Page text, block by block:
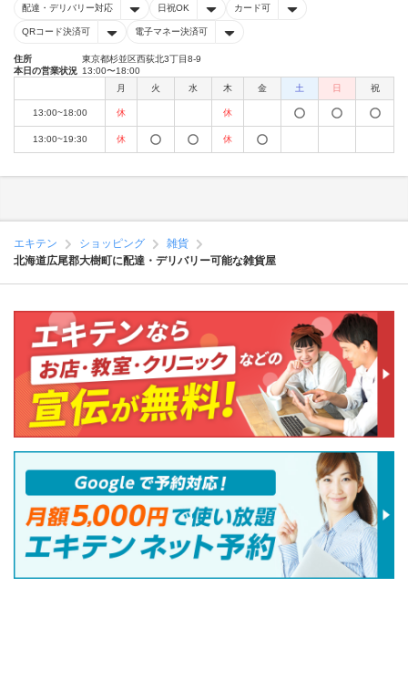
配達・デリバリー対応 日祝OK カード可
QRコード決済可 電子マネー決済可
住所
東京都杉並区西荻北3丁目8-9
本日の営業状況 13:00〜18:00
月
火 水 木 金 土 日 祝
13:00~18:00 休 休
13:00~19:30 休 休
エキテン ショッピング
雑貨
北海道広尾郡大樹町に配達・デリバリー可能な雑貨屋